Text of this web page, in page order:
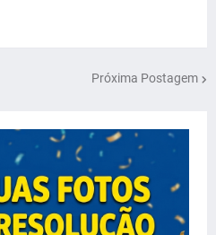
Próxima Postagem